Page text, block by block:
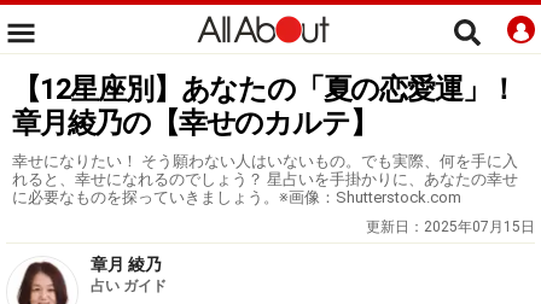
【12星座別】あなたの「夏の恋愛運」！
章月綾乃の【幸せのカルテ】
幸せになりたい！ そう願わない人はいないもの。でも実際、何を手に入
れると、幸せになれるのでしょう？ 星占いを手掛かりに、あなたの幸せ
に必要なものを探っていきましょう。※画像：Shutterstock.com
更新日： 2025年07月15日
章月 綾乃
占い ガイド